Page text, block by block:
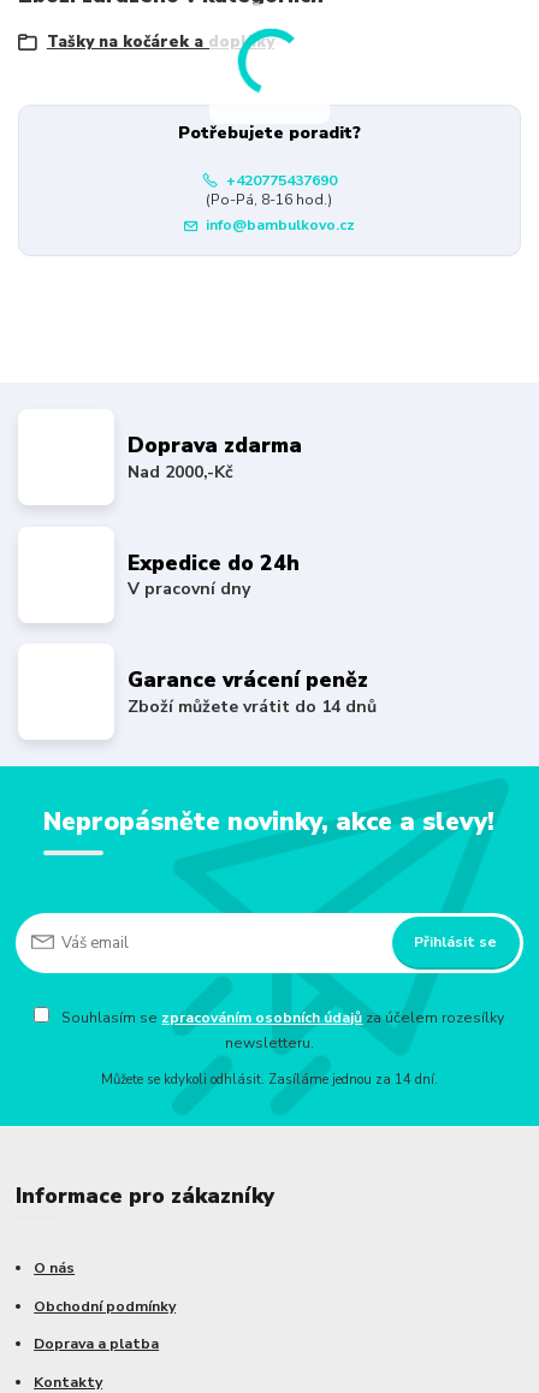
Tašky na kočárek a doplňky
Potřebujete poradit?
+420775437690
(Po-Pá, 8-16 hod.)
info@bambulkovo.cz
Doprava zdarma
Nad 2000,-Kč
Expedice do 24h
V pracovní dny
Garance vrácení peněz
Zboží můžete vrátit do 14 dnů
Nepropásněte novinky, akce a slevy!
Přihlásit se
Souhlasím se zpracováním osobních údajů za účelem rozesílky
newsletteru.
Můžete se kdykoli odhlásit. Zasíláme jednou za 14 dní.
Informace pro zákazníky
O nás
Obchodní podmínky
Doprava a platba
Kontakty